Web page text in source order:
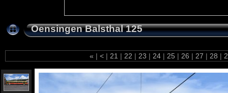
Oensingen Balsthal 125
« | < | 21 | 22 | 23 | 24 | 25 | 26 | 27 | 28 |